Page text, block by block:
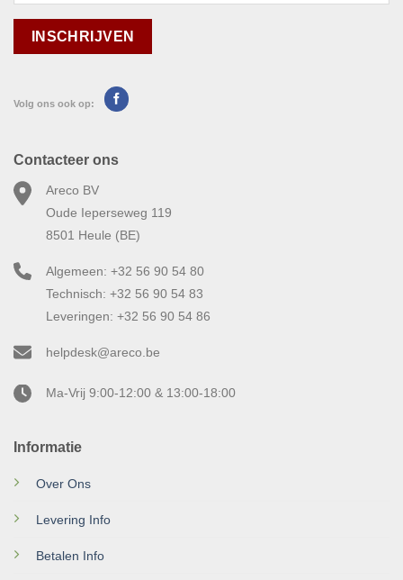
Volg ons ook op:
Informatie
Over Ons
Levering Info
Betalen Info
Contacteer ons
Areco BV
Oude Ieperseweg 119
8501 Heule (BE)
Algemeen: +32 56 90 54 80
Technisch: +32 56 90 54 83
Leveringen: +32 56 90 54 86
helpdesk@areco.be
Ma-Vrij 9:00-12:00 & 13:00-18:00